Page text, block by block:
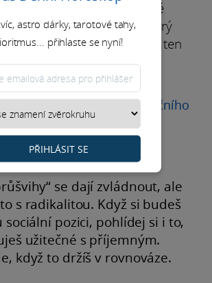
ve Vodnáři, tě čeká velké
v plánu nějaký projekt, který
správný moment? Teď je ten
Průzkum vašeho měsíčního
horoskopu!
se dají zvládnout, ale
s radikalitou. Když si budeš
sociální pozici, pohlídej si i to,
užitečné s příjemným.
když to držíš v rovnováze.
astro dárky, tarotové tahy,
přihlaste se nyní!
PŘIHLÁSIT SE